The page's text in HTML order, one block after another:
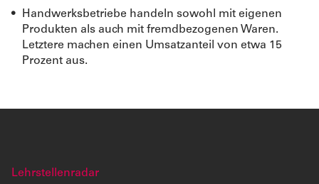
Handwerksbetriebe handeln sowohl mit eigenen
Produkten als auch mit fremdbezogenen Waren.
Letztere machen einen Umsatzanteil von etwa 15
Prozent aus.
Lehrstellenradar